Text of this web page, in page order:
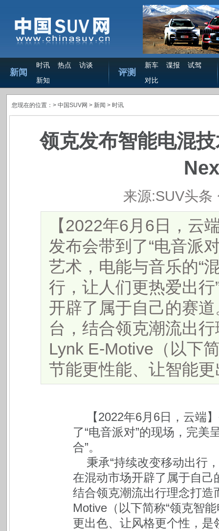
新闻
时讯 热点
访谈
新知
评测
新车 谍报
试驾
对比
您现在的位置：> 中国SUV网 > 新闻 > 时讯
领克发布智能电混
来源:SUV头条
【2022年6月6日，云
发布会带到了“电音派
艺术，电能与音乐的“
行，让人们更热爱出
开辟了属于自己的赛
台，结合领克潮流出
Lynk E-Motive（以下
节能更性能、让智能
【2022年6月6日，云端
了“电音派对”的现场，完美
合”。
秉承“持续改变移动出行
在混动市场开辟了属于自
结合领克潮流出行理念打造
Motive（以下简称“领克智
更出色、让风格更个性，